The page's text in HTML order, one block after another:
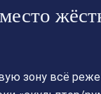
зону всё